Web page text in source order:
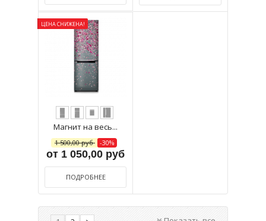
ЦЕНА СНИЖЕНА!
Магнит на весь...
1 500,00 руб -30%
от 1 050,00 руб
ПОДРОБНЕЕ